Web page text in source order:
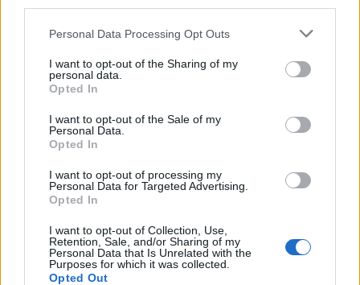
Personal Data Processing Opt Outs
I want to opt-out of the Sharing of my
personal data.
Opted In
I want to opt-out of the Sale of my
Personal Data.
Opted In
I want to opt-out of processing my
Personal Data for Targeted Advertising.
Opted In
I want to opt-out of Collection, Use,
Retention, Sale, and/or Sharing of my
Personal Data that Is Unrelated with the
Purposes for which it was collected.
Opted Out
Δείτε Ακόμη
μέσω εξωσωματικής, με την
υποστήριξη...
Έφυγε από τη ζωή η Δέσποινα Γκίνη του
27 Φεβρουαρίου 2026